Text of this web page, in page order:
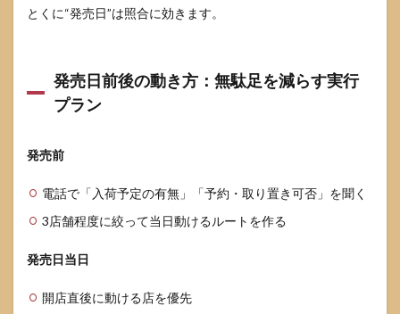
とくに“発売日”は照合に効きます。
発売日前後の動き方：無駄足を減らす実行
プラン
発売前
電話で「入荷予定の有無」「予約・取り置き可否」を聞く
3店舗程度に絞って当日動けるルートを作る
発売日当日
開店直後に動ける店を優先